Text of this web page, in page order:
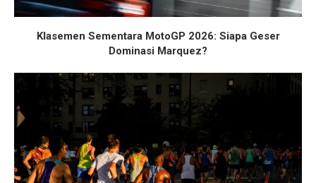
Klasemen Sementara MotoGP 2026: Siapa Geser
Dominasi Marquez?